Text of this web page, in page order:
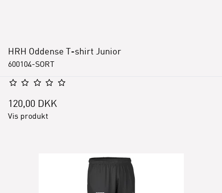
HRH Oddense T-shirt Junior
600104-SORT
120,00 DKK
Vis produkt